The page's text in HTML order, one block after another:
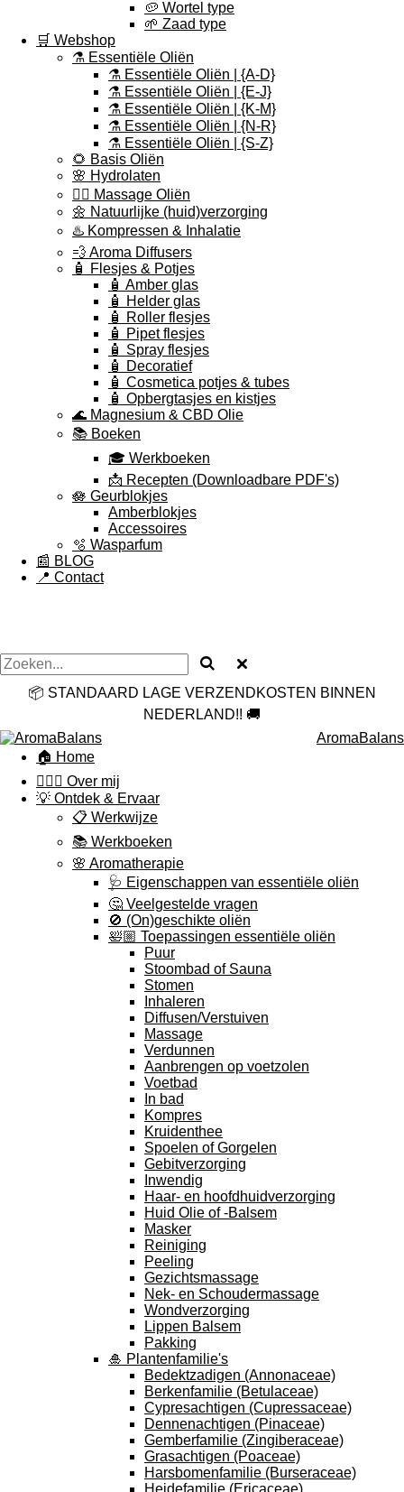
🥔 Wortel type
🌱 Zaad type
🛒 Webshop
⚗️ Essentiële Oliën
⚗️ Essentiële Oliën | {A-D}
⚗️ Essentiële Oliën | {E-J}
⚗️ Essentiële Oliën | {K-M}
⚗️ Essentiële Oliën | {N-R}
⚗️ Essentiële Oliën | {S-Z}
🌻 Basis Oliën
🌸 Hydrolaten
💆‍♀️ Massage Oliën
🌼 Natuurlijke (huid)verzorging
♨️ Kompressen & Inhalatie
💨 Aroma Diffusers
🧴 Flesjes & Potjes
🧴 Amber glas
🧴 Helder glas
🧴 Roller flesjes
🧴 Pipet flesjes
🧴 Spray flesjes
🧴 Decoratief
🧴 Cosmetica potjes & tubes
🧴 Opbergtasjes en kistjes
🌊 Magnesium & CBD Olie
📚 Boeken
🎓 Werkboeken
📩 Recepten (Downloadbare PDF's)
🪷 Geurblokjes
Amberblokjes
Accessoires
🫧 Wasparfum
📰 BLOG
📍 Contact
📦 STANDAARD LAGE VERZENDKOSTEN BINNEN
NEDERLAND!! 🚚
AromaBalans
🏠 Home
🙋🏻‍♀️ Over mij
💡 Ontdek & Ervaar
📋 Werkwijze
📚 Werkboeken
🌸 Aromatherapie
🩺 Eigenschappen van essentiële oliën
🤔 Veelgestelde vragen
🚫 (On)geschikte oliën
🛀🏼 Toepassingen essentiële oliën
Puur
Stoombad of Sauna
Stomen
Inhaleren
Diffusen/Verstuiven
Massage
Verdunnen
Aanbrengen op voetzolen
Voetbad
In bad
Kompres
Kruidenthee
Spoelen of Gorgelen
Gebitverzorging
Inwendig
Haar- en hoofdhuidverzorging
Huid Olie of -Balsem
Masker
Reiniging
Peeling
Gezichtsmassage
Nek- en Schoudermassage
Wondverzorging
Lippen Balsem
Pakking
🎍 Plantenfamilie's
Bedektzadigen (Annonaceae)
Berkenfamilie (Betulaceae)
Cypresachtigen (Cupressaceae)
Dennenachtigen (Pinaceae)
Gemberfamilie (Zingiberaceae)
Grasachtigen (Poaceae)
Harsbomenfamilie (Burseraceae)
Heidefamilie (Ericaceae)